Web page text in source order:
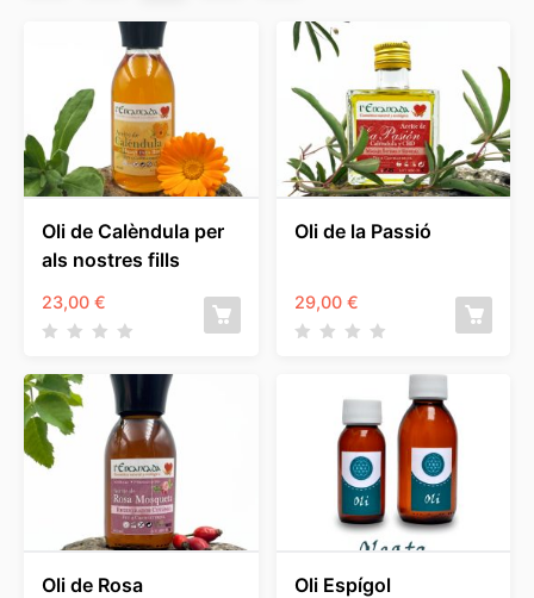
Oli de Calèndula per
als nostres fills
23,00 €
Oli de la Passió
29,00 €
Oli de Rosa
Oli Espígol